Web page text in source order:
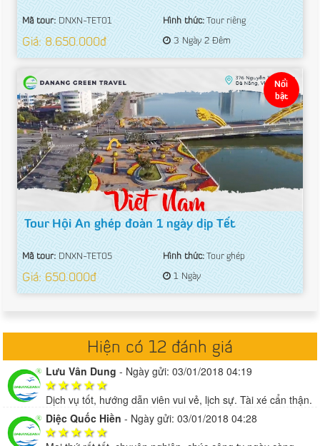
Mã tour: DNXN-TET01 Hình thức:Tour riêng
Giá: 8.650.000đ 3 Ngày 2 Đêm
Nổi
bật
Tour Hội An ghép đoàn 1 ngày dịp Tết
Mã tour: DNXN-TET05 Hình thức:Tour ghép
Giá: 650.000đ 1 Ngày
Hiện có 12 đánh giá
Lưu Vân Dung - Ngày gửi: 03/01/2018 04:19
Dịch vụ tốt, hướng dẫn viên vui vẻ, lịch sự. Tài xé cẩn thận.
Diệc Quốc Hiền - Ngày gửi: 03/01/2018 04:28